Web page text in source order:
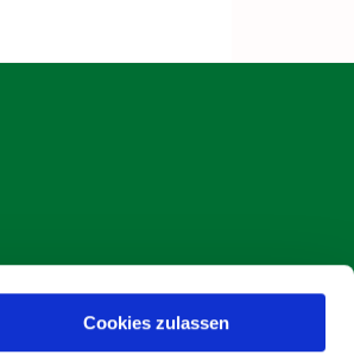
Cookies zulassen